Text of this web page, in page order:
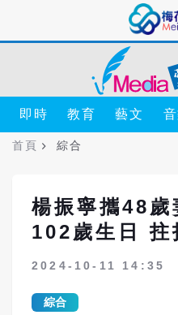
即時 教育 藝文
首頁 綜合
楊振寧攜48歲
102歲生日
2024-10-11 14:35
綜合